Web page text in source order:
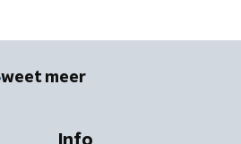
weet meer
Info